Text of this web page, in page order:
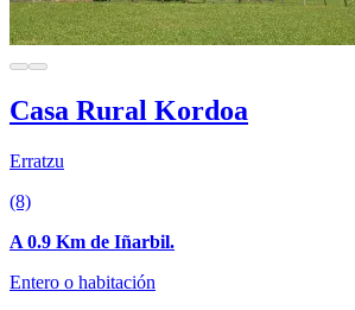
Casa Rural Kordoa
Erratzu
(8)
A 0.9 Km de Iñarbil.
Entero o habitación